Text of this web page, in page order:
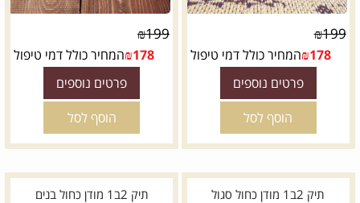
₪199
₪178 המחיר כולל דמי טיפול
פרטים נוספים
הוסף לסל
₪199
₪178 המחיר כולל דמי טיפול
פרטים נוספים
הוסף לסל
תיק 2ב1 מודן כחול סגול תיק 2ב1 מודן כחול בנים